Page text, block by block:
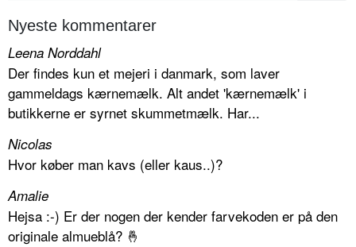
Nyeste kommentarer
Leena Norddahl
Der findes kun et mejeri i danmark, som laver
gammeldags kærnemælk. Alt andet 'kærnemælk' i
butikkerne er syrnet skummetmælk. Har...
Nicolas
Hvor køber man kavs (eller kaus..)?
Amalie
Hejsa :-) Er der nogen der kender farvekoden er på den
originale almueblå? 🤞